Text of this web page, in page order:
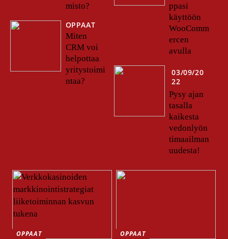
misto?
OPPAAT
Miten
CRM voi
helpottaa
yritystoimi
ntaa?
ppasi
käyttöön
WooComm
ercen
avulla
03/09/20
22
Pysy ajan
tasalla
kaikesta
vedonlyön
timaailman
uudesta!
OPPAAT
OPPAAT